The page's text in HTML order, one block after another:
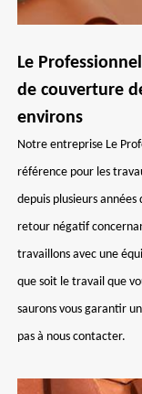
Le
de couverture
environs
Notre entreprise Le
référence pour les
depuis plusieurs
retour négatif
travaillons avec une
que soit le travail que
saurons vous garantir
pas à nous contacter.